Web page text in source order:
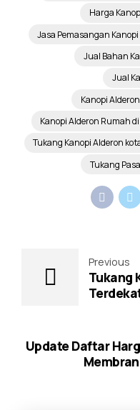
Harga
Jasa Pemasangan Kanopi
Jual Bahan
Jual
Kanopi
Kanopi Alderon Rumah di
Tukang Kanopi Alderon
Tukang
Previous
Tukang
Update Daftar